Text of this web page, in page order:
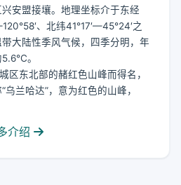
安盟接壤。地理坐标介于东经
、北纬41°17′—45°24′之
大陆性季风气候，四季分明，年
5.6℃。
区东北部的赭红色山峰而得名，
乌兰哈达”，意为红色的山峰，
介绍